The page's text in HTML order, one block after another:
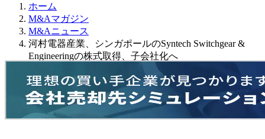
ホーム
M&Aマガジン
M&Aニュース
河村電器産業、シンガポールのSyntech Switchgear &
Engineeringの株式取得、子会社化へ